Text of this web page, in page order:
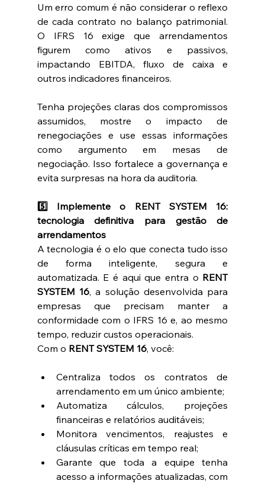
Um erro comum é não considerar o reflexo
de cada contrato no balanço patrimonial.
O IFRS 16 exige que arrendamentos
figurem como ativos e passivos,
impactando EBITDA, fluxo de caixa e
outros indicadores financeiros.
Tenha projeções claras dos compromissos
assumidos, mostre o impacto de
renegociações e use essas informações
como argumento em mesas de
negociação. Isso fortalece a governança e
evita surpresas na hora da auditoria.
5️⃣ Implemente o RENT SYSTEM 16:
tecnologia definitiva para gestão de
arrendamentos
A tecnologia é o elo que conecta tudo isso
de forma inteligente, segura e
automatizada. E é aqui que entra o RENT
SYSTEM 16, a solução desenvolvida para
empresas que precisam manter a
conformidade com o IFRS 16 e, ao mesmo
tempo, reduzir custos operacionais.
Com o RENT SYSTEM 16, você:
Centraliza todos os contratos de
arrendamento em um único ambiente;
Automatiza cálculos, projeções
financeiras e relatórios auditáveis;
Monitora vencimentos, reajustes e
cláusulas críticas em tempo real;
Garante que toda a equipe tenha
acesso a informações atualizadas, com